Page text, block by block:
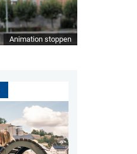
Animation stoppen